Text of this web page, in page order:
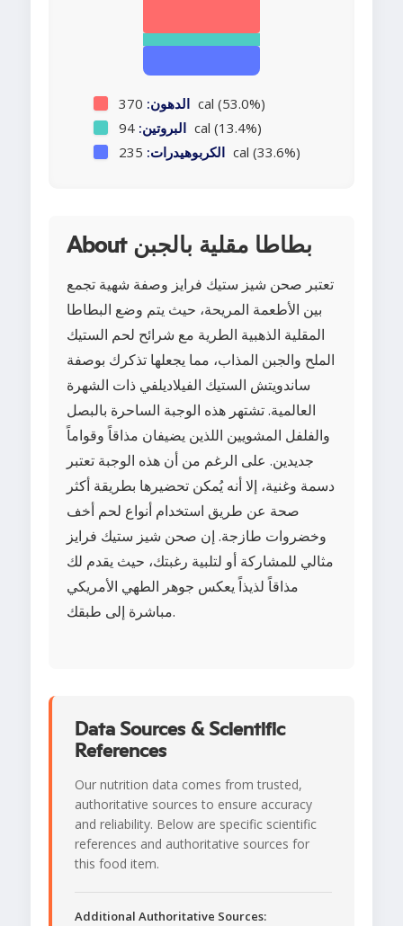
الدهون: 370 cal (53.0%)
البروتين: 94 cal (13.4%)
الكربوهيدرات: 235 cal (33.6%)
About بطاطا مقلية بالجبن
تعتبر صحن شيز ستيك فرايز وصفة شهية تجمع
بين الأطعمة المريحة، حيث يتم وضع البطاطا
المقلية الذهبية الطرية مع شرائح لحم الستيك
الملح والجبن المذاب، مما يجعلها تذكرك بوصفة
ساندويتش الستيك الفيلاديلفي ذات الشهرة
العالمية. تشتهر هذه الوجبة الساحرة بالبصل
والفلفل المشويين اللذين يضيفان مذاقاً وقواماً
جديدين. على الرغم من أن هذه الوجبة تعتبر
دسمة وغنية، إلا أنه يُمكن تحضيرها بطريقة أكثر
صحة عن طريق استخدام أنواع لحم أخف
وخضروات طازجة. إن صحن شيز ستيك فرايز
مثالي للمشاركة أو لتلبية رغبتك، حيث يقدم لك
مذاقاً لذيذاً يعكس جوهر الطهي الأمريكي
مباشرة إلى طبقك.
Data Sources & Scientific
References
Our nutrition data comes from trusted,
authoritative sources to ensure accuracy
and reliability. Below are specific scientific
references and authoritative sources for
this food item.
Additional Authoritative Sources: